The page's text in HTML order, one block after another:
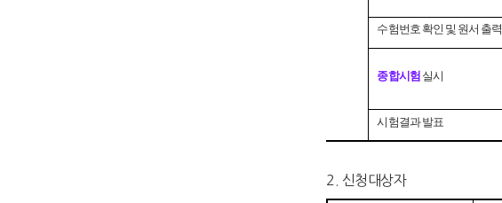
수험번호 확인 및 원서 출력
종합시험 실시
시험결과 발표
2. 신청대상자